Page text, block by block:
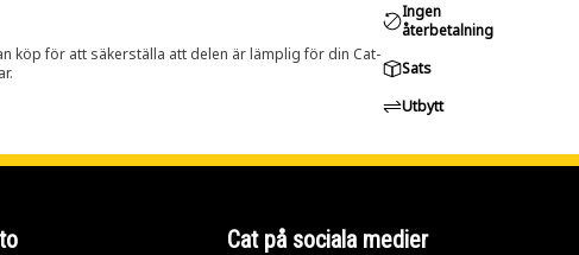
köp för att säkerställa att delen är lämplig för din Cat-
Ingen
återbetalning
Sats
Utbytt
Cat på sociala medier